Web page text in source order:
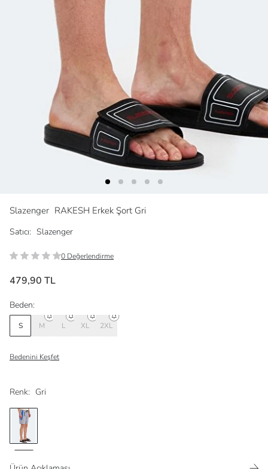
Slazenger RAKESH Erkek Şort Gri
Satıcı: Slazenger
0 Değerlendirme
479,90 TL
Renk: Gri
Beden:
S M L XL 2XL
Bedenini Keşfet